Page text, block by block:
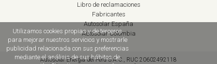
Libro de reclamaciones
Fabricantes
Autosolar España
Autosolar Colombia
Autosolar Energía del Perú S.A.C., RUC 20602492118
Utilizamos cookies propias y de terceros
para mejorar nuestros servicios y mostrarle
publicidad relacionada con sus preferencias
mediante el análisis de sus hábitos de